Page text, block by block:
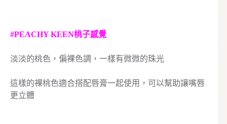
#PEACHY KEEN桃子感覺
淡淡的桃色，偏裸色調，一樣有微微的珠光
這樣的裸桃色適合搭配唇膏一起使用，可以幫助讓嘴唇
更立體